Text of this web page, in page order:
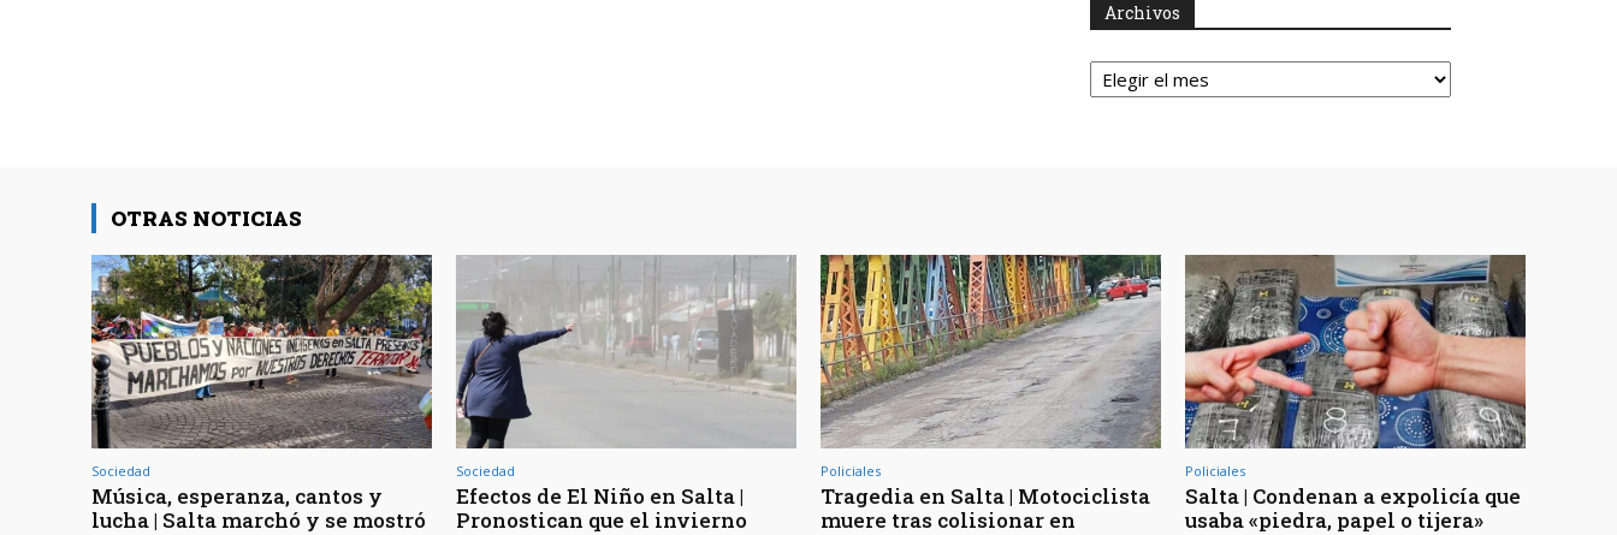
Archivos
Archivos
OTRAS NOTICIAS
Sociedad
Música, esperanza, cantos y
lucha | Salta marchó y se mostró
Sociedad
Efectos de El Niño en Salta |
Pronostican que el invierno
Policiales
Tragedia en Salta | Motociclista
muere tras colisionar en
Policiales
Salta | Condenan a expolicía que
usaba «piedra, papel o tijera»